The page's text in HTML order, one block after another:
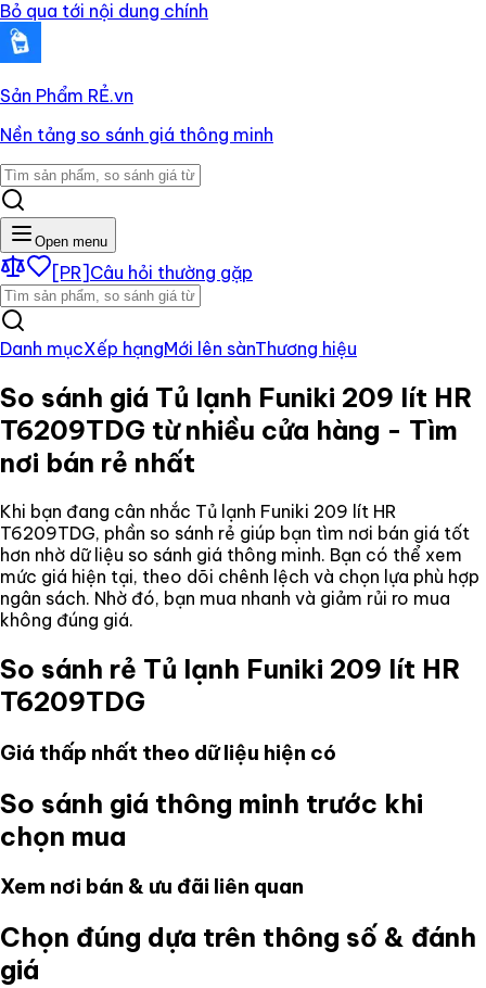
Bỏ qua tới nội dung chính
Sản Phẩm RẺ.vn
Nền tảng so sánh giá thông minh
Open menu
[PR] Câu hỏi thường gặp
Danh mụcXếp hạngMới lên sànThương hiệu
So sánh giá Tủ lạnh Funiki 209 lít HR
T6209TDG từ nhiều cửa hàng - Tìm
nơi bán rẻ nhất
Khi bạn đang cân nhắc Tủ lạnh Funiki 209 lít HR
T6209TDG, phần so sánh rẻ giúp bạn tìm nơi bán giá tốt
hơn nhờ dữ liệu so sánh giá thông minh. Bạn có thể xem
mức giá hiện tại, theo dõi chênh lệch và chọn lựa phù hợp
ngân sách. Nhờ đó, bạn mua nhanh và giảm rủi ro mua
không đúng giá.
So sánh rẻ Tủ lạnh Funiki 209 lít HR
T6209TDG
Giá thấp nhất theo dữ liệu hiện có
So sánh giá thông minh trước khi
chọn mua
Xem nơi bán & ưu đãi liên quan
Chọn đúng dựa trên thông số & đánh
giá